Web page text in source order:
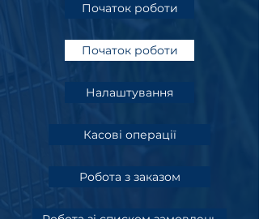
Початок роботи
Початок роботи
Налаштування
Касові операції
Робота з заказом